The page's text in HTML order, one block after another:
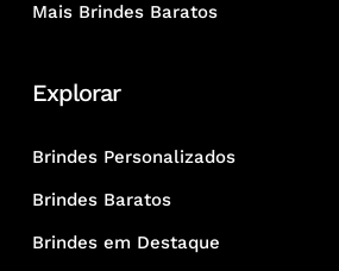
Mais Brindes Baratos
Explorar
Brindes Personalizados
Brindes Baratos
Brindes em Destaque